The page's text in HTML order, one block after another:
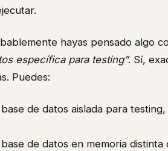
hayas pensado algo
específica para testing”. Sí,
Puedes:
de datos aislada para
de datos en memoria